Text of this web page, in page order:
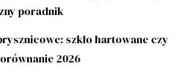
poradnik
szkło hartowane czy
2026